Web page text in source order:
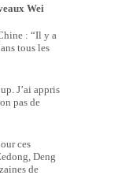
Wei
: “Il y a
tous les
J’ai appris
pas de
ces
Deng
de